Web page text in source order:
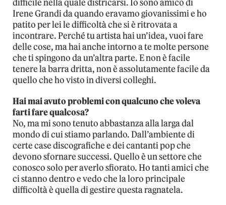
difficile nella quale districarsi. Io sono amico di
Irene Grandi da quando eravamo giovanissimi e ho
patito per lei le difficoltà che si è ritrovata a
incontrare. Perché tu artista hai un’idea, vuoi fare
delle cose, ma hai anche intorno a te molte persone
che ti spingono da un’altra parte. E non è facile
tenere la barra dritta, non è assolutamente facile da
quello che ho visto in diversi colleghi.
Hai mai avuto problemi con qualcuno che voleva
farti fare qualcosa?
No, ma mi sono tenuto abbastanza alla larga dal
mondo di cui stiamo parlando. Dall’ambiente di
certe case discografiche e dei cantanti pop che
devono sfornare successi. Quello è un settore che
conosco solo per averlo sfiorato. Ho tanti amici che
ci stanno dentro e vedo che la loro principale
difficoltà è quella di gestire questa ragnatela.